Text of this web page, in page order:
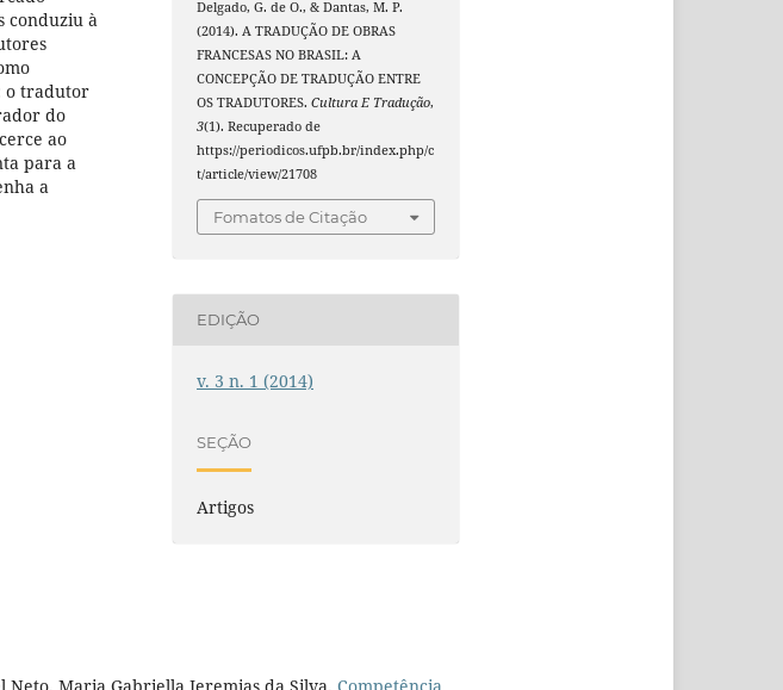
conduziu à
o tradutor
do
ao
para a
a
Delgado, G. de O., & Dantas, M. P.
(2014). A TRADUÇÃO DE OBRAS
FRANCESAS NO BRASIL: A
CONCEPÇÃO DE TRADUÇÃO ENTRE
OS TRADUTORES.Cultura E Tradução,
3(1). Recuperado de
https://periodicos.ufpb.br/index.php/c
t/article/view/21708
Fomatos de Citação
EDIÇÃO
v. 3 n. 1 (2014)
SEÇÃO
Artigos